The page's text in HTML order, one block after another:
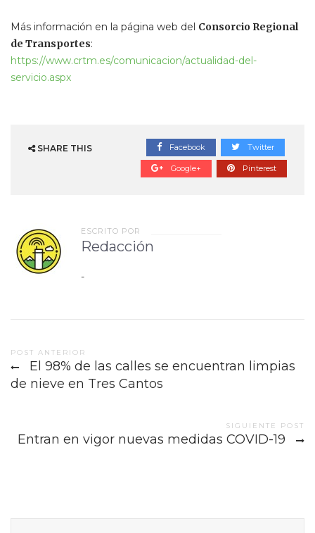
Más información en la página web del Consorcio Regional
de Transportes:
https://www.crtm.es/comunicacion/actualidad-del-
servicio.aspx
SHARE THIS Facebook Twitter
Google+ Pinterest
ESCRITO POR
Redacción
-
Post
navigation
POST ANTERIOR
El 98% de las calles se encuentran limpias
de nieve en Tres Cantos
SIGUIENTE POST
Entran en vigor nuevas medidas COVID-19